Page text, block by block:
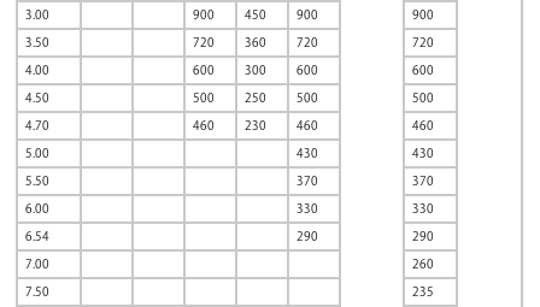
3.00 900 450 900 900
3.50 720 360 720 720
4.00 600 300 600 600
4.50 500 250 500 500
4.70 460 230 460 460
5.00 430 430
5.50 370 370
6.00 330 330
6.54 290 290
7.00 260
7.50 235